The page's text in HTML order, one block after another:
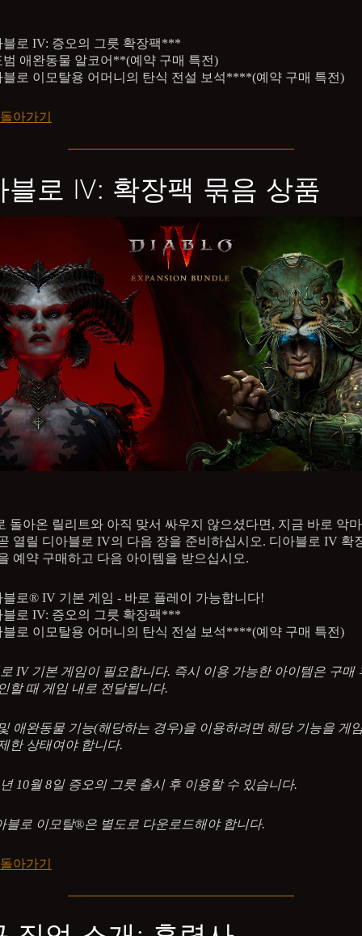
블로 IV: 증오의 그릇 확장팩***
범 애완동물 알코어**(예약 구매 특전)
블로 이모탈용 어머니의 탄식 전설 보석****(예약 구매 특전)
아가기
블로 IV: 확장팩 묶음 상품
돌아온 릴리트와 아직 맞서 싸우지 않으셨다면, 지금 바로 악
열릴 디아블로 IV의 다음 장을 준비하십시오. 디아블로 IV 확
예약 구매하고 다음 아이템을 받으십시오.
블로® IV 기본 게임 - 바로 플레이 가능합니다!
블로 IV: 증오의 그릇 확장팩***
블로 이모탈용 어머니의 탄식 전설 보석****(예약 구매 특전)
IV 기본 게임이 필요합니다. 즉시 이용 가능한 아이템은 구매
할 때 게임 내로 전달됩니다.
애완동물 기능(해당하는 경우)을 이용하려면 해당 기능을 게
한 상태여야 합니다.
10월 8일 증오의 그릇 출시 후 이용할 수 있습니다.
로 이모탈®은 별도로 다운로드해야 합니다.
아가기